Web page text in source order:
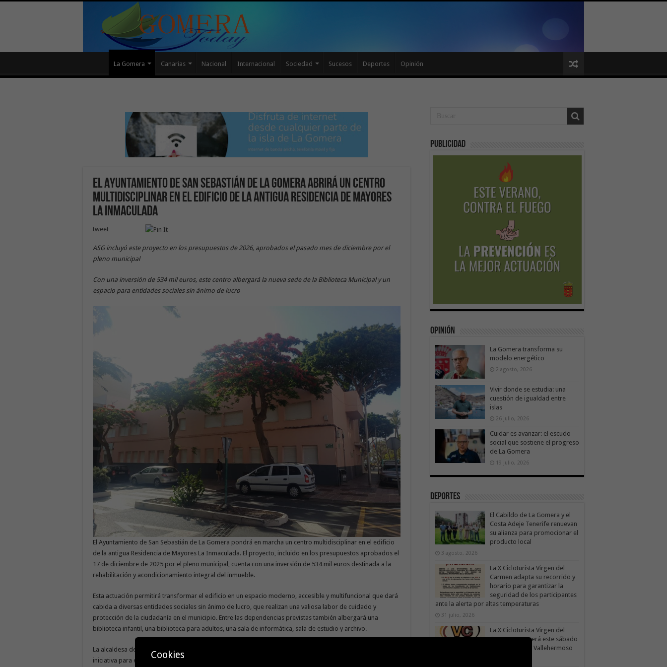
La Gomera Canarias Nacional Internacional Sociedad Sucesos Deportes Opinión
El Ayuntamiento de San Sebastián de La Gomera abrirá un centro
multidisciplinar en el edificio de la antigua Residencia de Mayores
La Inmaculada
tweet
ASG incluyó este proyecto en los presupuestos de 2026, aprobados el pasado mes de diciembre por el
pleno municipal
Con una inversión de 534 mil euros, este centro albergará la nueva sede de la Biblioteca Municipal y un
espacio para entidades sociales sin ánimo de lucro
El Ayuntamiento de San Sebastián de La Gomera pondrá en marcha un centro multidisciplinar en el edificio
de la antigua Residencia de Mayores La Inmaculada. El proyecto, incluido en los presupuestos aprobados el
17 de diciembre de 2025 por el pleno municipal, cuenta con una inversión de 534 mil euros destinada a la
rehabilitación y acondicionamiento integral del inmueble.
Esta actuación permitirá transformar el edificio en un espacio moderno, accesible y multifuncional que dará
cabida a diversas entidades sociales sin ánimo de lucro, que realizan una valiosa labor de cuidado y
protección de la ciudadanía en el municipio. Entre las dependencias previstas también albergará una
biblioteca infantil, una biblioteca para adultos, una sala de informática, sala de estudio y archivo.
La alcaldesa de San Sebastián de La Gomera, Angélica Padilla, hizo hincapié en la importancia de esta
iniciativa para el desarrollo cultural del municipio y señaló que “este inmueble, con una ubicación
Publicidad
Opinión
La Gomera transforma su
modelo energético
2 agosto, 2026
Vivir donde se estudia: una
cuestión de igualdad entre
islas
26 julio, 2026
Cuidar es avanzar: el escudo
social que sostiene el progreso
de La Gomera
19 julio, 2026
Deportes
El Cabildo de La Gomera y el
Costa Adeje Tenerife renuevan
su alianza para promocionar el
producto local
3 agosto, 2026
La X Cicloturista Virgen del
Carmen adapta su recorrido y
horario para garantizar la
seguridad de los participantes
ante la alerta por altas temperaturas
31 julio, 2026
La X Cicloturista Virgen del
Carmen recorrerá este sábado
los paisajes de Vallehermoso
Cookies